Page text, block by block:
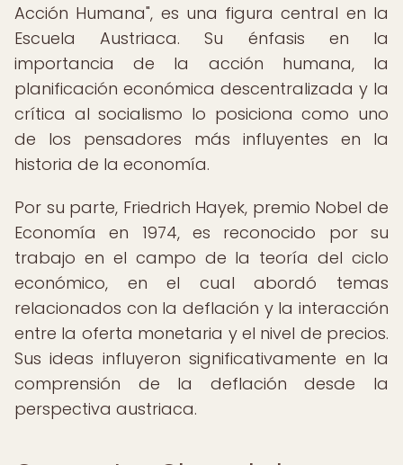
Acción Humana", es una figura central en la
Escuela Austriaca. Su énfasis en la
importancia de la acción humana, la
planificación económica descentralizada y la
crítica al socialismo lo posiciona como uno
de los pensadores más influyentes en la
historia de la economía.
Por su parte, Friedrich Hayek, premio Nobel de
Economía en 1974, es reconocido por su
trabajo en el campo de la teoría del ciclo
económico, en el cual abordó temas
relacionados con la deflación y la interacción
entre la oferta monetaria y el nivel de precios.
Sus ideas influyeron significativamente en la
comprensión de la deflación desde la
perspectiva austriaca.